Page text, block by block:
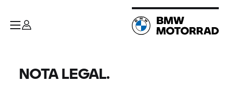
NOTA LEGAL.